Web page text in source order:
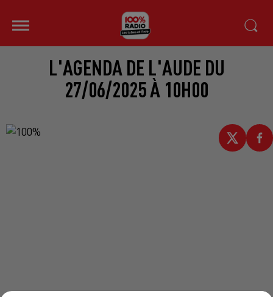
L'AGENDA DE L'AUDE DU
27/06/2025 À 10H00